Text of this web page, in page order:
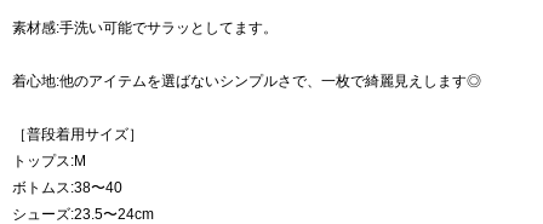
素材感:手洗い可能でサラッとしてます。
着心地:他のアイテムを選ばないシンプルさで、一枚で綺麗見えします◎
［普段着用サイズ］
トップス:M
ボトムス:38〜40
シューズ:23.5〜24cm